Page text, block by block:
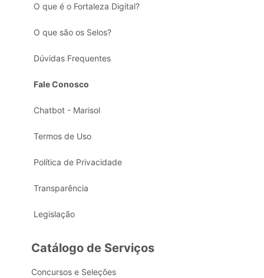
O que é o Fortaleza Digital?
O que são os Selos?
Dúvidas Frequentes
Fale Conosco
Chatbot - Marisol
Termos de Uso
Política de Privacidade
Transparência
Legislação
Catálogo de Serviços
Concursos e Seleções